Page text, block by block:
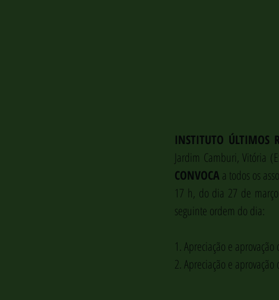
INSTITUTO ÚLTIMOS
Jardim Camburi, Vitória
CONVOCA a todos os
17 h, do dia 27 de
seguinte ordem do dia:
1. Apreciação e
2. Apreciação e